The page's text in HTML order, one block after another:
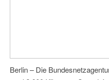
Berlin – Die